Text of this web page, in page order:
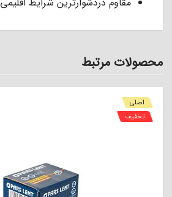
محصولات مرتبط
اصلی
تخفیف